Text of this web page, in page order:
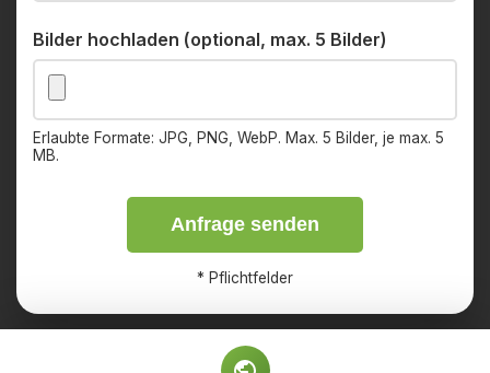
Bilder hochladen (optional, max. 5 Bilder)
Erlaubte Formate: JPG, PNG, WebP. Max. 5 Bilder, je max. 5
MB.
Anfrage senden
* Pflichtfelder